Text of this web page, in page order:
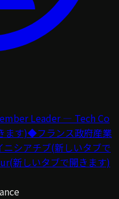
Leader — Tech Co
ます)◆フランス政府産業
ニシアチブ(新しいタブで
(新しいタブで開きます)